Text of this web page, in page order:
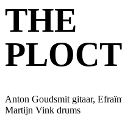
THE
Anton Goudsmit gitaar,
Martijn Vink drums